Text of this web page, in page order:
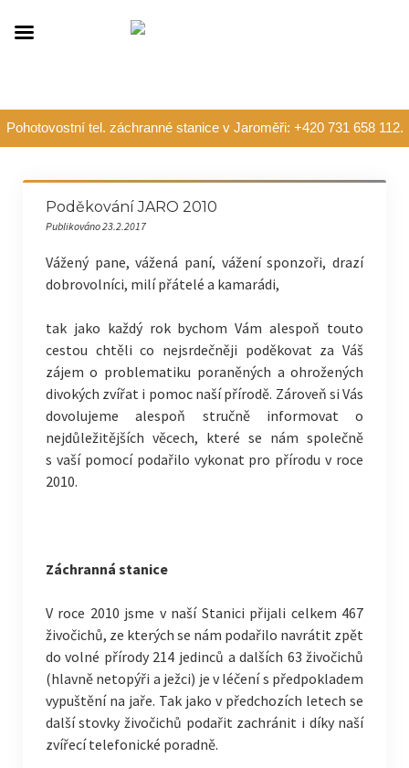
Pohotovostní tel. záchranné stanice v Jaroměři: +420 731 658 112.
Poděkování JARO 2010
Publikováno 23.2.2017
Vážený pane, vážená paní, vážení sponzoři, drazí
dobrovolníci, milí přátelé a kamarádi,
tak jako každý rok bychom Vám alespoň touto
cestou chtěli co nejsrdečněji poděkovat za Váš
zájem o problematiku poraněných a ohrožených
divokých zvířat i pomoc naší přírodě. Zároveň si Vás
dovolujeme alespoň stručně informovat o
nejdůležitějších věcech, které se nám společně
s vaší pomocí podařilo vykonat pro přírodu v roce
2010.
Záchranná stanice
V roce 2010 jsme v naší Stanici přijali celkem 467
živočichů, ze kterých se nám podařilo navrátit zpět
do volné přírody 214 jedinců a dalších 63 živočichů
(hlavně netopýři a ježci) je v léčení s předpokladem
vypuštění na jaře. Tak jako v předchozích letech se
další stovky živočichů podařit zachránit i díky naší
zvířecí telefonické poradně.